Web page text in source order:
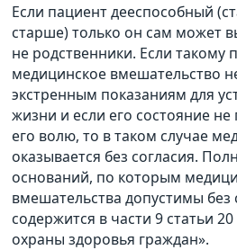
Если пациент дееспособный
старше) только он сам может
не родственники. Если такому
медицинское вмешательство
экстренным показаниям для
жизни и если его состояние
его волю, то в таком случае
оказывается без согласия.
оснований, по которым
вмешательства допустимы без
содержится в части 9 статьи
охраны здоровья граждан».